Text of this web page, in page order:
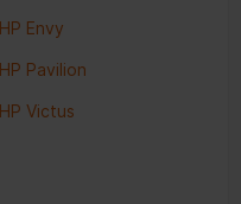
HP Envy
HP Pavilion
HP Victus